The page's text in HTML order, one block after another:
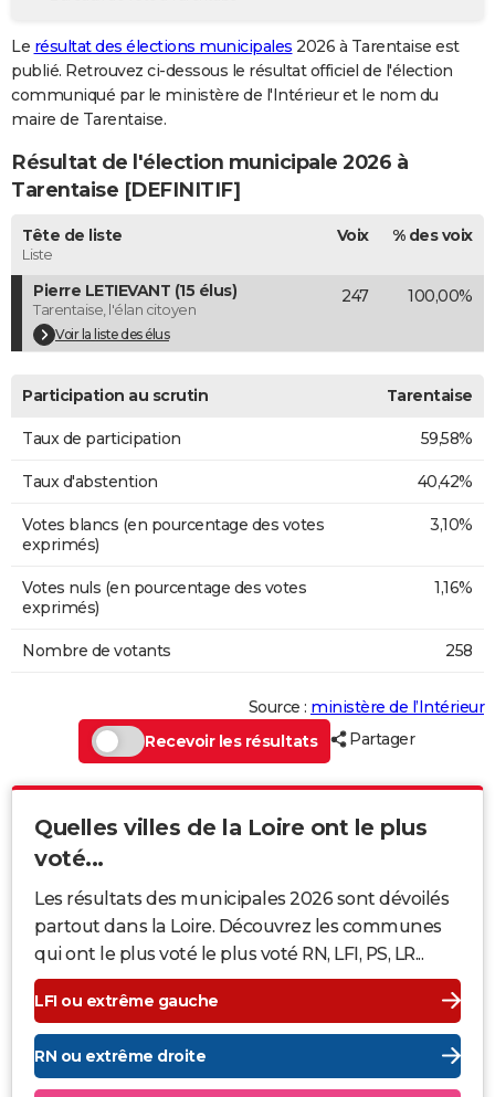
GUIDES D'ACHAT
BONS PLANS
CARTE DE VOEUX
Carte de Noël
Carte Bonne année
Carte Saint-Valentin
Carte Pâques
Carte d'anniversaire
Dictionnaire
Biographies
Citations
Expressions
Proverbes
PROGRAMME TV
COPAINS D'AVANT
S'inscrire
Se connecter
Lycées
Collèges
Primaires
Universités
Entreprises
Service militaire
Avis de recherche
AVIS DE DÉCÈS
FORUM
Le résultat des élections municipales 2026 à Tarentaise est
publié. Retrouvez ci-dessous le résultat officiel de l'élection
communiqué par le ministère de l'Intérieur et le nom du
maire de Tarentaise.
Résultat de l'élection municipale 2026 à
Tarentaise [DEFINITIF]
Tête de liste
Liste
Voix % des voix
Pierre LETIEVANT (15 élus)
Tarentaise, l'élan citoyen
Voir la liste des élus
247 100,00%
Participation au scrutin Tarentaise
Taux de participation 59,58%
Taux d'abstention 40,42%
Votes blancs (en pourcentage des votes
exprimés)
3,10%
Votes nuls (en pourcentage des votes
exprimés)
1,16%
Nombre de votants 258
Source : ministère de l’Intérieur
Recevoir les résultats
Partager
Quelles villes de la Loire ont le plus
voté...
Les résultats des municipales 2026 sont dévoilés
partout dans la Loire. Découvrez les communes
qui ont le plus voté le plus voté RN, LFI, PS, LR...
LFI ou extrême gauche
RN ou extrême droite